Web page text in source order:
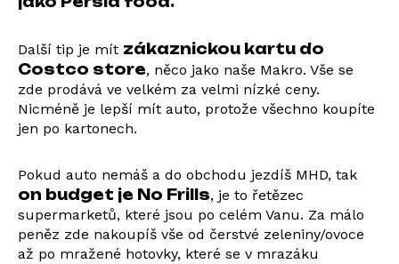
Další tip je mít zákaznickou kartu do
Costco store, něco jako naše Makro. Vše se
zde prodává ve velkém za velmi nízké ceny.
Nicméně je lepší mít auto, protože všechno koupíte
jen po kartonech.
Pokud auto nemáš a do obchodu jezdíš MHD, tak
on budget je No Frills, je to řetězec
supermarketů, které jsou po celém Vanu. Za málo
peněz zde nakoupíš vše od čerstvé zeleniny/ovoce
až po mražené hotovky, které se v mrazáku